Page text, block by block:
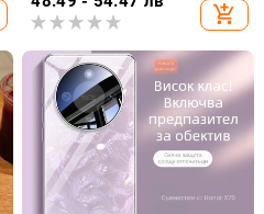
add_shopping_cart